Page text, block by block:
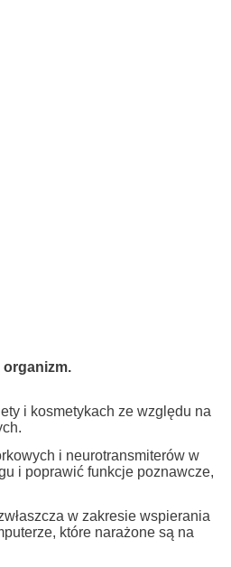
organizm.
i kosmetykach ze względu na
i neurotransmiterów w
i poprawić funkcje poznawcze,
w zakresie wspierania
które narażone są na